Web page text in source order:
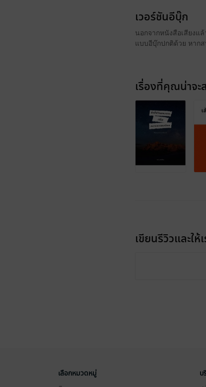
เวอร์ชันอีบุ๊ก
นอกจากหนังสือเสียงแ
แบบอีบุ๊กปกติด้วย หากส
เรื่องที่คุณน่าจะ
เขียนรีวิวและให้
เลือกหมวดหมู่
บ